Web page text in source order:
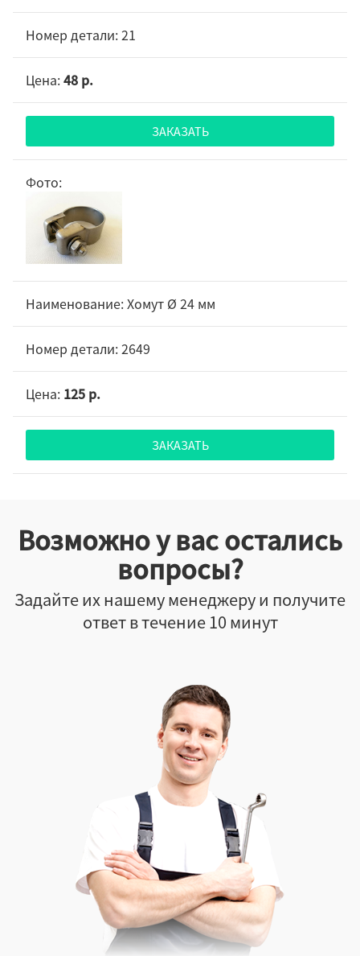
21
48 р.
ЗАКАЗАТЬ
Хомут Ø 24 мм
2649
125 р.
ЗАКАЗАТЬ
Возможно у вас остались
вопросы?
Задайте их нашему менеджеру и получите
ответ в течение 10 минут